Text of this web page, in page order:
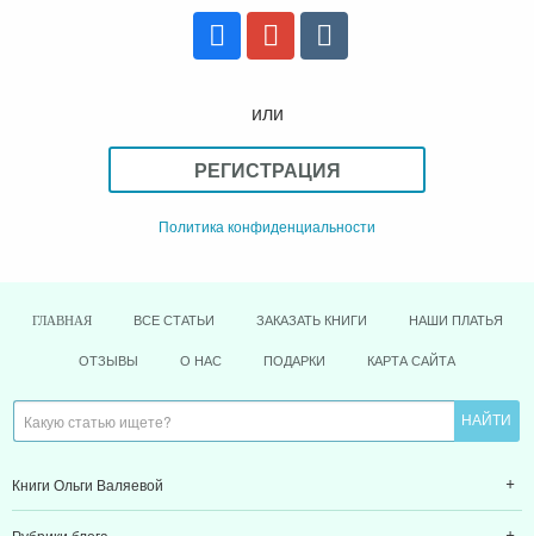
или
РЕГИСТРАЦИЯ
Политика конфиденциальности
ГЛАВНАЯ ВСЕ СТАТЬИ ЗАКАЗАТЬ КНИГИ НАШИ ПЛАТЬЯ
ОТЗЫВЫ О НАС ПОДАРКИ КАРТА САЙТА
Книги Ольги Валяевой